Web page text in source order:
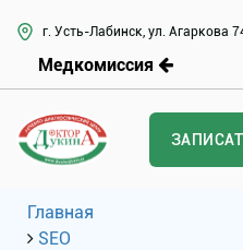
г. Усть-Лабинск, ул. Агаркова
Медкомиссия
Главная
SEO